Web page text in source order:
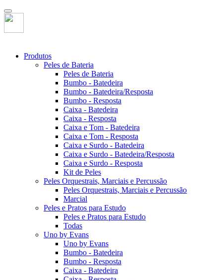
Produtos
Peles de Bateria
Peles de Bateria
Bumbo - Batedeira
Bumbo - Batedeira/Resposta
Bumbo - Resposta
Caixa - Batedeira
Caixa - Resposta
Caixa e Tom - Batedeira
Caixa e Tom - Resposta
Caixa e Surdo - Batedeira
Caixa e Surdo - Batedeira/Resposta
Caixa e Surdo - Resposta
Kit de Peles
Peles Orquestrais, Marciais e Percussão
Peles Orquestrais, Marciais e Percussão
Marcial
Peles e Pratos para Estudo
Peles e Pratos para Estudo
Todas
Uno by Evans
Uno by Evans
Bumbo - Batedeira
Bumbo - Resposta
Caixa - Batedeira